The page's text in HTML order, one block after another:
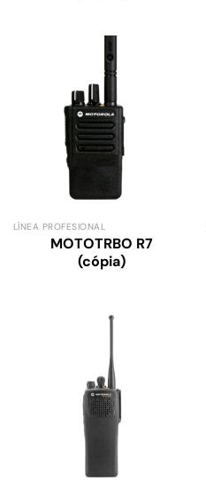
LÍNEA PROFESIONAL
MOTOTRBO R7
(cópia)